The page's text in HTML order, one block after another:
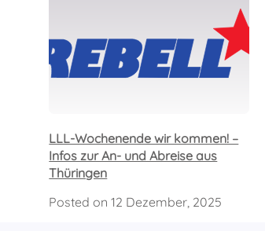
LLL-Wochenende wir kommen! –
Infos zur An- und Abreise aus
Thüringen
Posted on12 Dezember, 2025